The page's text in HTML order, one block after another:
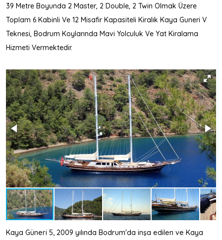
39 Metre Boyunda 2 Master, 2 Double, 2 Twin Olmak Üzere
Toplam 6 Kabinli Ve 12 Misafir Kapasiteli Kiralık Kaya Guneri V
Teknesi, Bodrum Koylarında Mavi Yolculuk Ve Yat Kiralama
Hizmeti Vermektedir.
Kaya Güneri 5, 2009 yılında Bodrum'da inşa edilen ve Kaya